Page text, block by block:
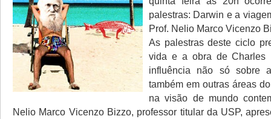
palestras: Darwin e a
Prof. Nelio Marco Vicenzo
As palestras deste ciclo
vida e a obra de Charles
influência não só sobre
também em outras áreas
na visão de mundo
Nelio Marco Vicenzo Bizzo, professor titular da USP,